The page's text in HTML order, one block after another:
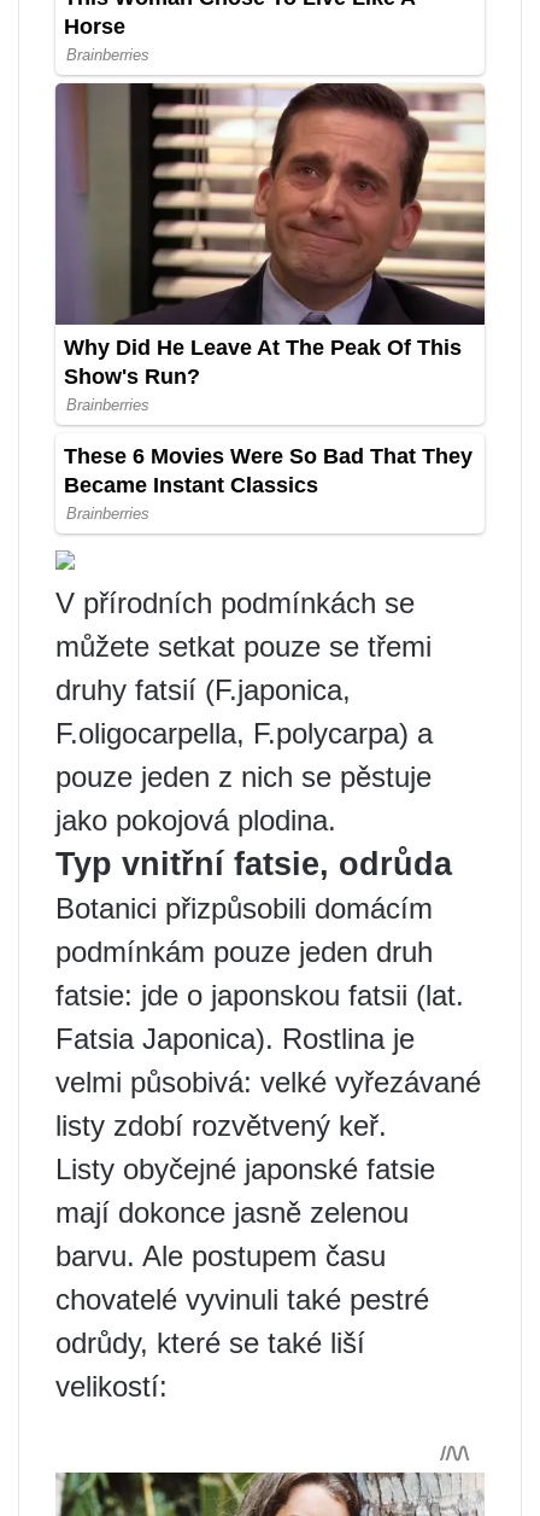
V přírodních podmínkách se
můžete setkat pouze se třemi
druhy fatsií (F.japonica,
F.oligocarpella, F.polycarpa) a
pouze jeden z nich se pěstuje
jako pokojová plodina.
Typ vnitřní fatsie, odrůda
Botanici přizpůsobili domácím
podmínkám pouze jeden druh
fatsie: jde o japonskou fatsii (lat.
Fatsia Japonica). Rostlina je
velmi působivá: velké vyřezávané
listy zdobí rozvětvený keř.
Listy obyčejné japonské fatsie
mají dokonce jasně zelenou
barvu. Ale postupem času
chovatelé vyvinuli také pestré
odrůdy, které se také liší
velikostí: